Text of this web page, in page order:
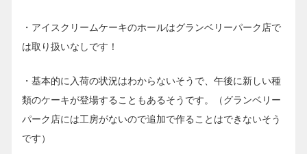
・アイスクリームケーキのホールはグランベリーパーク店で
は取り扱いなしです！
・基本的に入荷の状況はわからないそうで、午後に新しい種
類のケーキが登場することもあるそうです。（グランベリー
パーク店には工房がないので追加で作ることはできないそう
です）